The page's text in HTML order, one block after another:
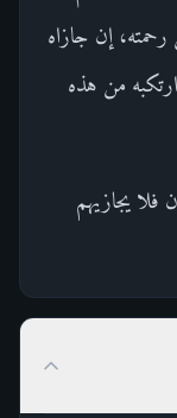
رحمته، إن جازاه
من هذه
فلا يجازيهم